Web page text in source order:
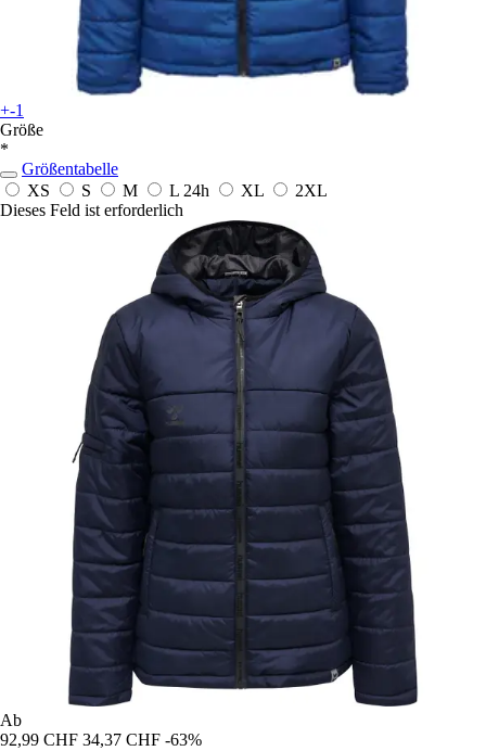
+-1
Größe
*
Größentabelle
XS
S M L 24h XL
2XL
Dieses Feld ist erforderlich
Ab
92,99 CHF 34,37 CHF -63%